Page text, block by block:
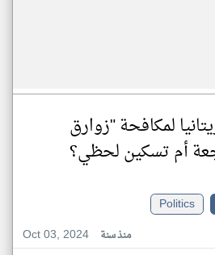
لمكافحة "زوارق
أم تسكين لحظي؟
Politics
Oct 03, 2024
منذ سنة